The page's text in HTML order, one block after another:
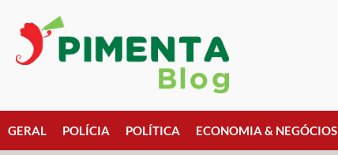
GERAL POLÍCIA POLÍTICA ECONOMIA & NEGÓCIOS